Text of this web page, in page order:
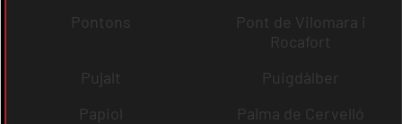
Pontons
Pont de Vilomara i
Rocafort
Pujalt
Puigdàlber
Papiol
Palma de Cervelló